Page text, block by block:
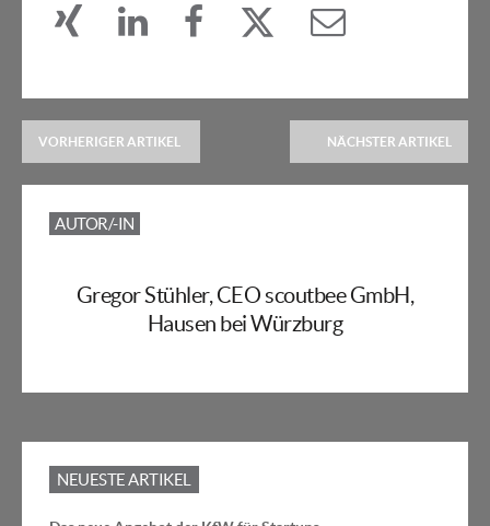
VORHERIGER ARTIKEL NÄCHSTER ARTIKEL
AUTOR/-IN
Gregor Stühler, CEO scoutbee GmbH,
Hausen bei Würzburg
NEUESTE ARTIKEL